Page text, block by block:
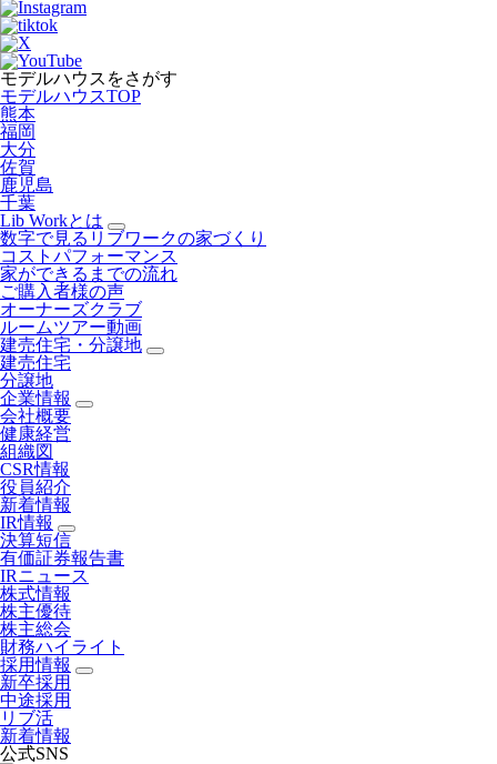
モデルハウスをさがす
モデルハウスTOP
熊本
福岡
大分
佐賀
鹿児島
千葉
Lib Workとは
数字で見るリブワークの家づくり
コストパフォーマンス
家ができるまでの流れ
ご購入者様の声
オーナーズクラブ
ルームツアー動画
建売住宅・分譲地
建売住宅
分譲地
企業情報
会社概要
健康経営
組織図
CSR情報
役員紹介
新着情報
IR情報
決算短信
有価証券報告書
IRニュース
株式情報
株主優待
株主総会
財務ハイライト
採用情報
新卒採用
中途採用
リブ活
新着情報
公式SNS